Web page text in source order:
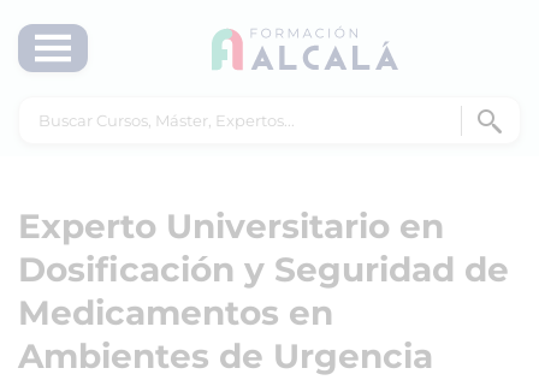
Experto Universitario en
Dosificación y Seguridad de
Medicamentos en
Ambientes de Urgencia